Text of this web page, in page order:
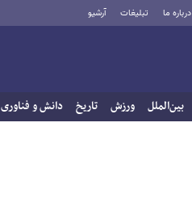
درباره ما تبلیغات آرشیو
بین‌الملل ورزش تاریخ دانش و فناوری